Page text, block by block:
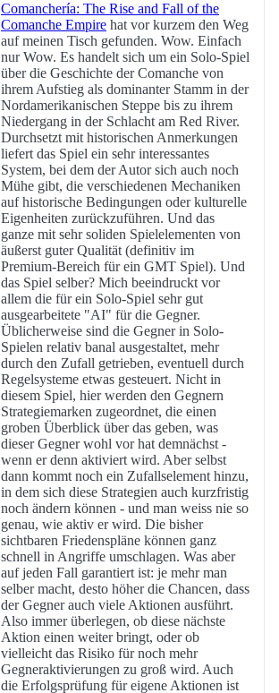
Comanchería: The Rise and Fall of the
Comanche Empire hat vor kurzem den Weg
auf meinen Tisch gefunden. Wow. Einfach
nur Wow. Es handelt sich um ein Solo-Spiel
über die Geschichte der Comanche von
ihrem Aufstieg als dominanter Stamm in der
Nordamerikanischen Steppe bis zu ihrem
Niedergang in der Schlacht am Red River.
Durchsetzt mit historischen Anmerkungen
liefert das Spiel ein sehr interessantes
System, bei dem der Autor sich auch noch
Mühe gibt, die verschiedenen Mechaniken
auf historische Bedingungen oder kulturelle
Eigenheiten zurückzuführen. Und das
ganze mit sehr soliden Spielelementen von
äußerst guter Qualität (definitiv im
Premium-Bereich für ein GMT Spiel). Und
das Spiel selber? Mich beeindruckt vor
allem die für ein Solo-Spiel sehr gut
ausgearbeitete "AI" für die Gegner.
Üblicherweise sind die Gegner in Solo-
Spielen relativ banal ausgestaltet, mehr
durch den Zufall getrieben, eventuell durch
Regelsysteme etwas gesteuert. Nicht in
diesem Spiel, hier werden den Gegnern
Strategiemarken zugeordnet, die einen
groben Überblick über das geben, was
dieser Gegner wohl vor hat demnächst -
wenn er denn aktiviert wird. Aber selbst
dann kommt noch ein Zufallselement hinzu,
in dem sich diese Strategien auch kurzfristig
noch ändern können - und man weiss nie so
genau, wie aktiv er wird. Die bisher
sichtbaren Friedenspläne können ganz
schnell in Angriffe umschlagen. Was aber
auf jeden Fall garantiert ist: je mehr man
selber macht, desto höher die Chancen, dass
der Gegner auch viele Aktionen ausführt.
Also immer überlegen, ob diese nächste
Aktion einen weiter bringt, oder ob
vielleicht das Risiko für noch mehr
Gegneraktivierungen zu groß wird. Auch
die Erfolgsprüfung für eigene Aktionen ist